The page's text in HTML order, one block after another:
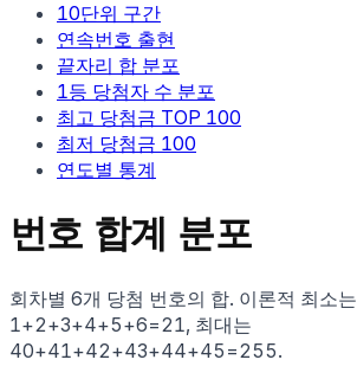
10단위 구간
연속번호 출현
끝자리 합 분포
1등 당첨자 수 분포
최고 당첨금 TOP 100
최저 당첨금 100
연도별 통계
번호 합계 분포
회차별 6개 당첨 번호의 합. 이론적 최소는
1+2+3+4+5+6=21, 최대는
40+41+42+43+44+45=255.